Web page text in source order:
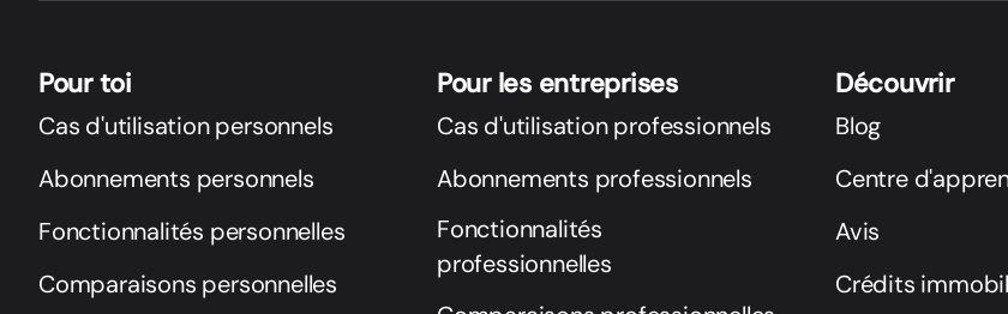
Pour toi
Cas d'utilisation personnels
Abonnements personnels
Fonctionnalités personnelles
Comparaisons personnelles
Pour les entreprises
Cas d'utilisation professionnels
Abonnements professionnels
Fonctionnalités
professionnelles
Découvrir
Blog
Centre
Avis
Crédits